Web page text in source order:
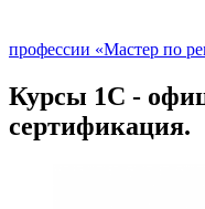
профессии «Мастер по
Курсы 1С -
сертификация.